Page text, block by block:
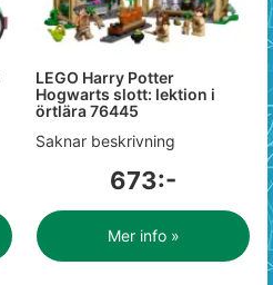
LEGO Harry Potter
Hogwarts slott: lektion i
örtlära 76445
Saknar beskrivning
673:-
Mer info »